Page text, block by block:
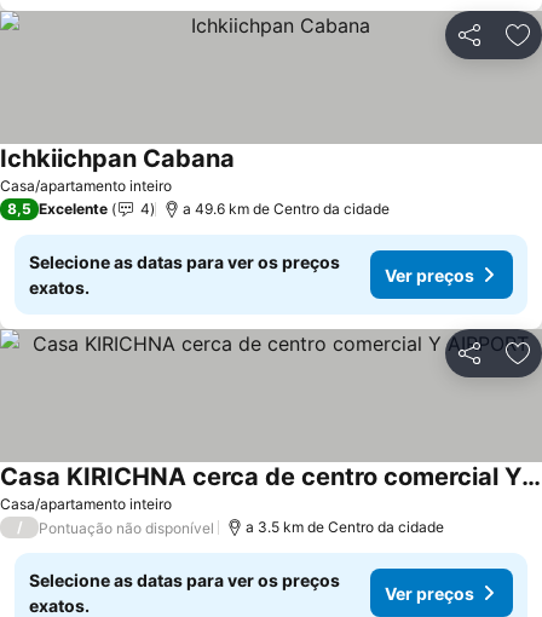
Partilhar
Casa/apartamento inteiro
Ichkiichpan Cabana
8,5 Excelente 4 a 49.6 km de Centro da cidade
Selecione as datas para ver os preços
exatos.
Ver preços
Partilhar
Casa/apartamento inteiro
Casa KIRICHNA cerca de centro comercial Y AIRPORT
Ver preços
/ Pontuação não disponível a 3.5 km de Centro da cidade
Selecione as datas para ver os preços
exatos.
Ver preços